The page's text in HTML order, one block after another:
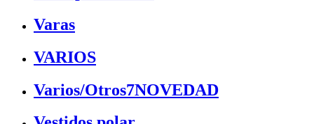
Varas
VARIOS
Varios/Otros7NOVEDAD